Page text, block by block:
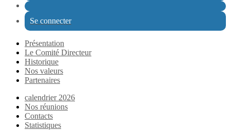
Se connecter
Présentation
Le Comité Directeur
Historique
Nos valeurs
Partenaires
calendrier 2026
Nos réunions
Contacts
Statistiques